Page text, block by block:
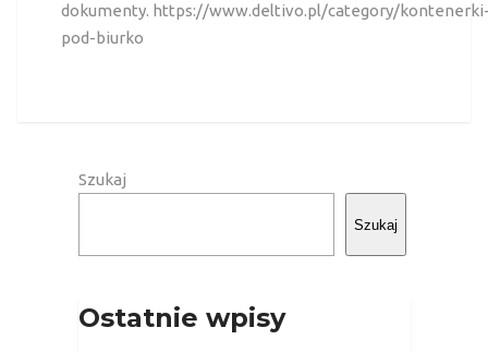
dokumenty. https://www.deltivo.pl/category/
pod-biurko
Szukaj
Szukaj
Ostatnie wpisy